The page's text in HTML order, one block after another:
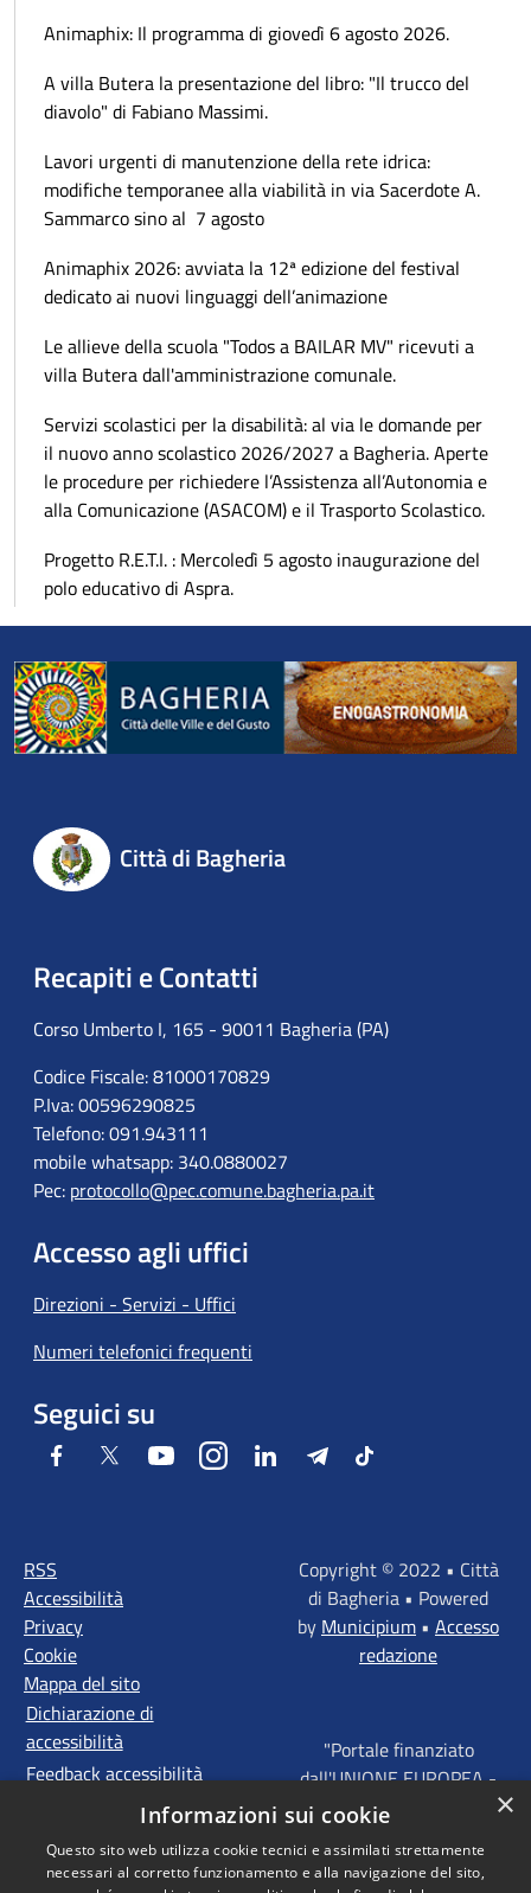
Animaphix: Il programma di giovedì 6 agosto 2026.
A villa Butera la presentazione del libro: "Il trucco del
diavolo" di Fabiano Massimi.
Lavori urgenti di manutenzione della rete idrica:
modifiche temporanee alla viabilità in via Sacerdote A.
Sammarco sino al 7 agosto
Animaphix 2026: avviata la 12ª edizione del festival
dedicato ai nuovi linguaggi dell’animazione
Le allieve della scuola "Todos a BAILAR MV" ricevuti a
villa Butera dall'amministrazione comunale.
Servizi scolastici per la disabilità: al via le domande per
il nuovo anno scolastico 2026/2027 a Bagheria. Aperte
le procedure per richiedere l’Assistenza all’Autonomia e
alla Comunicazione (ASACOM) e il Trasporto Scolastico.
Progetto R.E.T.I. : Mercoledì 5 agosto inaugurazione del
polo educativo di Aspra.
Città di Bagheria
Recapiti e Contatti
Corso Umberto I, 165 - 90011 Bagheria (PA)
Codice Fiscale: 81000170829
P.Iva: 00596290825
Telefono: 091.943111
mobile whatsapp: 340.0880027
Pec: protocollo@pec.comune.bagheria.pa.it
Accesso agli uffici
Direzioni - Servizi - Uffici
Numeri telefonici frequenti
Seguici su
Facebook Twitter YoutubeInstagramLinkedIn TelegramTiktok
RSS
Accessibilità
Privacy
Cookie
Mappa del sito
Dichiarazione di
accessibilità
Feedback accessibilità
Copyright © 2022 • Città
di Bagheria • Powered
by Municipium • Accesso
redazione
"Portale finanziato
dall'UNIONE EUROPEA -
FONDI STRUTTURALI
EUROPEI - Programma
×
Informazioni sui cookie
Questo sito web utilizza cookie tecnici e assimilati strettamente
necessari al corretto funzionamento e alla navigazione del sito,